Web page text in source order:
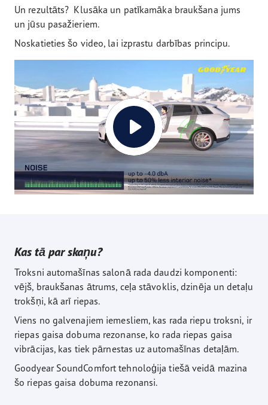
Un rezultāts? Klusāka un patīkamāka braukšana jums
un jūsu pasažieriem.
Noskatieties šo video, lai izprastu darbības principu.
Kas tā par skaņu?
Troksni automašīnas salonā rada daudzi komponenti:
vējš, braukšanas ātrums, ceļa stāvoklis, dzinēja un detaļu
trokšņi, kā arī riepas.
Viens no galvenajiem iemesliem, kas rada riepu troksni, ir
riepas gaisa dobuma rezonanse, ko rada riepas gaisa
vibrācijas, kas tiek pārnestas uz automašīnas detaļām.
Goodyear SoundComfort tehnoloģija tiešā veidā mazina
šo riepas gaisa dobuma rezonansi.